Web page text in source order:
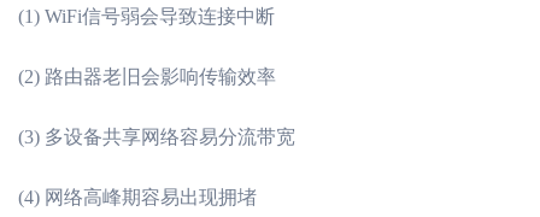
(1) WiFi信号弱会导致连接中断
(2) 路由器老旧会影响传输效率
(3) 多设备共享网络容易分流带宽
(4) 网络高峰期容易出现拥堵